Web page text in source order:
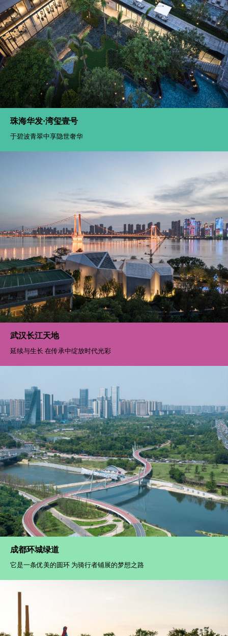
珠海华发·湾玺壹号
于碧波青翠中享隐世奢华
武汉长江天地
延续与生长 在传承中绽放时代光彩
成都环城绿道
它是一条优美的圆环 为骑行者铺展的梦想之路